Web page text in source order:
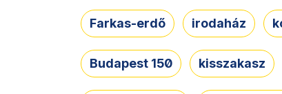
Farkas-erdő irodaház
Budapest 150 kisszakasz